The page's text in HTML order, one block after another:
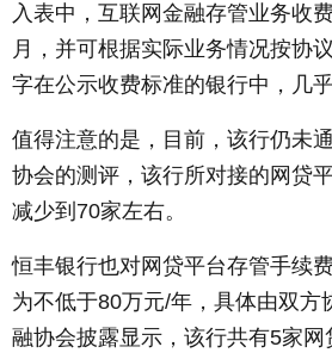
入表中，互联网金融存管业务收
月，并可根据实际业务情况按协
字在公示收费标准的银行中，几
值得注意的是，目前，该行仍未
协会的测评，该行所对接的网贷
减少到70家左右。
恒丰银行也对网贷平台存管手续
为不低于80万元/年，具体由双方
融协会披露显示，该行共有5家